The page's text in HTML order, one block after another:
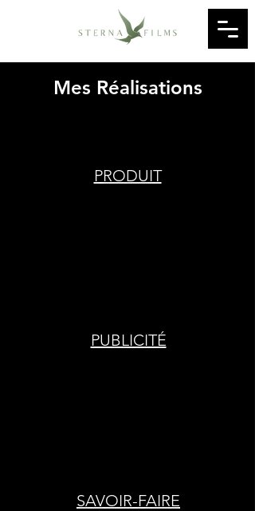
Mes Réalisations
PRODUIT
PUBLICITÉ
SAVOIR-FAIRE